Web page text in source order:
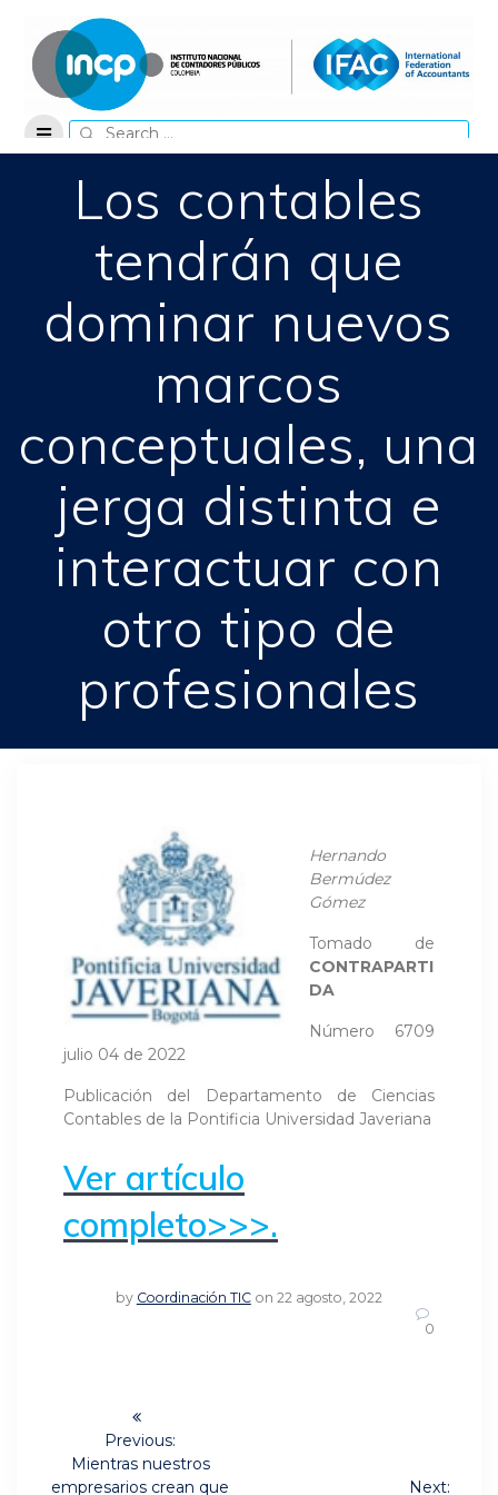
content
Search
for:
Los contables
tendrán que
dominar nuevos
marcos
conceptuales, una
jerga distinta e
interactuar con
otro tipo de
profesionales
Hernando
Bermúdez
Gómez
Tomado de
CONTRAPARTI
DA
Número 6709
julio 04 de 2022
Publicación del Departamento de Ciencias
Contables de la Pontificia Universidad Javeriana
Ver artículo
completo>>>.
by Coordinación TIC on 22 agosto, 2022
0
Navegación
Previous:
Previous
post:
Mientras nuestros
empresarios crean que
Next: